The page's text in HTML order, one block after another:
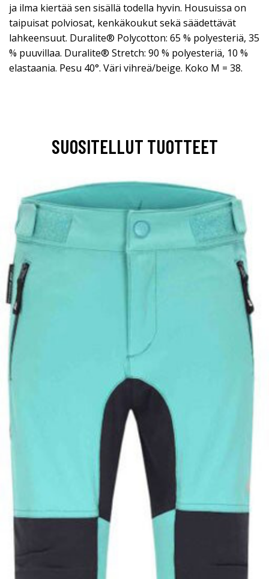
ja ilma kiertää sen sisällä todella hyvin. Housuissa on
taipuisat polviosat, kenkäkoukut sekä säädettävät
lahkeensuut. Duralite® Polycotton: 65 % polyesteriä, 35
% puuvillaa. Duralite® Stretch: 90 % polyesteriä, 10 %
elastaania. Pesu 40°. Väri vihreä/beige. Koko M = 38.
SUOSITELLUT TUOTTEET